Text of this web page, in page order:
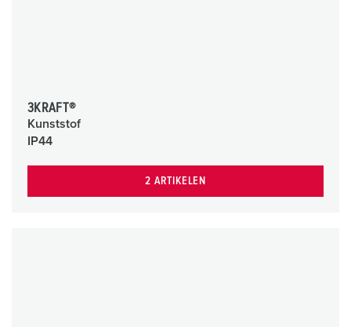
3KRAFT®
Kunststof
IP44
2 ARTIKELEN